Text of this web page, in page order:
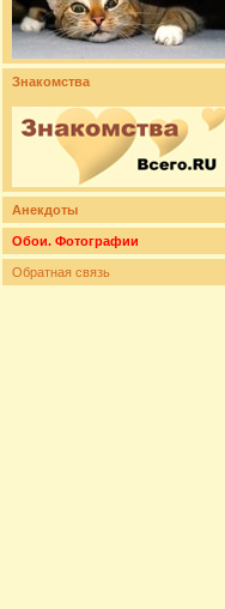
Знакомства
Анекдоты
Обои. Фотографии
Обратная связь